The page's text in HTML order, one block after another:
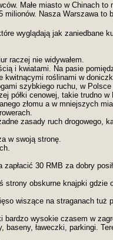
Małe miasto w Chinach
Nasza Warszawa to
wyglądają jak zaniedbane
raczej nie widywałem.
i kwiatami. Na pasie
kwitnącymi roślinami w
szybkiego ruchu, w
półki cenowej, takie trudno
złomu a w mniejszych
zasady ruch drogowego,
w swoją stronę.
30 RMB za dobry
strony obskurne knajpki gdzie
wiszące na straganach tuż
bardzo wysokie czasem w
ławeczki, parkingi.